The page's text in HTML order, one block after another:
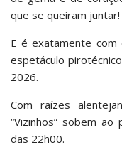
que se queiram juntar!
E é exatamente com
espetáculo
2026.
Com raízes
“Vizinhos” sobem
das 22h00.